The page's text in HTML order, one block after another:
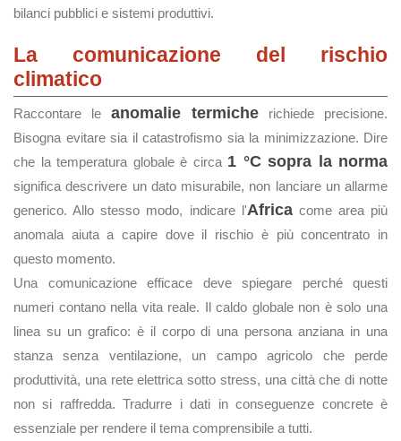
bilanci pubblici e sistemi produttivi.
La comunicazione del rischio
climatico
Raccontare le anomalie termiche richiede precisione.
Bisogna evitare sia il catastrofismo sia la minimizzazione. Dire
che la temperatura globale è circa 1 °C sopra la norma
significa descrivere un dato misurabile, non lanciare un allarme
generico. Allo stesso modo, indicare l'Africacome area più
anomala aiuta a capire dove il rischio è più concentrato in
questo momento.
Una comunicazione efficace deve spiegare perché questi
numeri contano nella vita reale. Il caldo globale non è solo una
linea su un grafico: è il corpo di una persona anziana in una
stanza senza ventilazione, un campo agricolo che perde
produttività, una rete elettrica sotto stress, una città che di notte
non si raffredda. Tradurre i dati in conseguenze concrete è
essenziale per rendere il tema comprensibile a tutti.